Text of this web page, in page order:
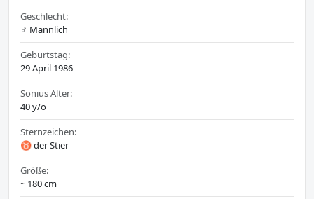
Geschlecht:
♂️ Männlich
Geburtstag:
29 April 1986
Sonius Alter:
40 y/o
Sternzeichen:
♉ der Stier
Größe:
~ 180 cm